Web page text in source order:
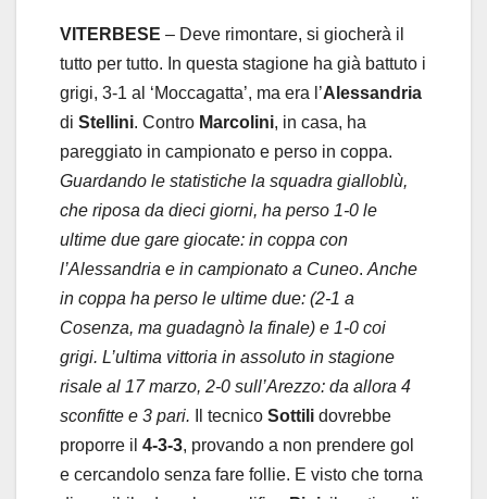
VITERBESE – Deve rimontare, si giocherà il
tutto per tutto. In questa stagione ha già battuto i
grigi, 3-1 al ‘Moccagatta’, ma era l’Alessandria
di Stellini. Contro Marcolini, in casa, ha
pareggiato in campionato e perso in coppa.
Guardando le statistiche la squadra gialloblù,
che riposa da dieci giorni, ha perso 1-0 le
ultime due gare giocate: in coppa con
l’Alessandria e in campionato a Cuneo. Anche
in coppa ha perso le ultime due: (2-1 a
Cosenza, ma guadagnò la finale) e 1-0 coi
grigi. L’ultima vittoria in assoluto in stagione
risale al 17 marzo, 2-0 sull’Arezzo: da allora 4
sconfitte e 3 pari. Il tecnico Sottili dovrebbe
proporre il 4-3-3, provando a non prendere gol
e cercandolo senza fare follie. E visto che torna